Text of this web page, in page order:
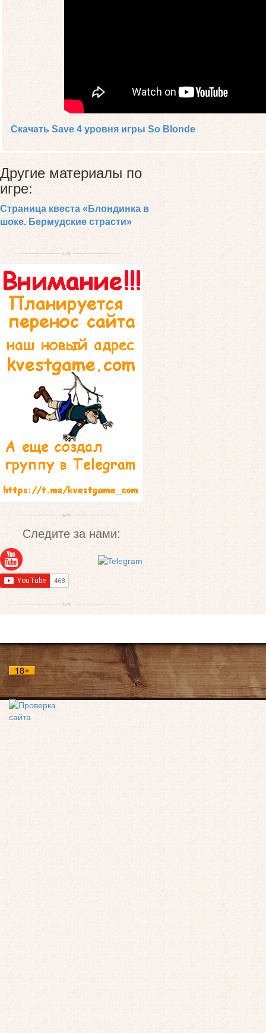
Скачать Save 4 уровня игры So Blonde
Другие материалы по
игре:
Страница квеста «Блондинка в
шоке. Бермудские страсти»
Следите за нами: